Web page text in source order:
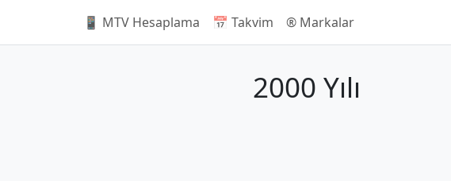
📱 MTV Hesaplama 📅 Takvim ®️ Markalar
2000 Yılı